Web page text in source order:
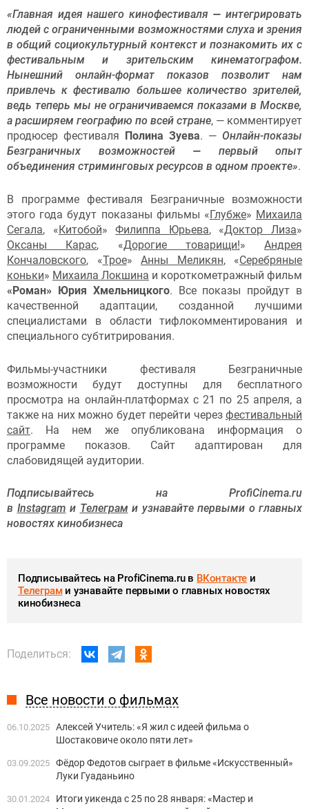
«Главная идея нашего кинофестиваля — интегрировать
людей с ограниченными возможностями слуха и зрения
в общий социокультурный контекст и познакомить их с
фестивальным и зрительским кинематографом.
Нынешний онлайн-формат показов позволит нам
привлечь к фестивалю большее количество зрителей,
ведь теперь мы не ограничиваемся показами в Москве,
а расширяем географию по всей стране, — комментирует
продюсер фестиваля
Полина Зуева. — Онлайн-показы
Безграничных возможностей — первый опыт
объединения стриминговых ресурсов в одном проекте».
В программе фестиваля Безграничные возможности
этого года будут показаны фильмы «Глубже» Михаила
Сегала, «Китобой»Филиппа Юрьева, «Доктор Лиза»
Оксаны Карас, «Дорогие товарищи!» Андрея
Кончаловского, «Трое» Анны Меликян, «Серебряные
коньки» Михаила Локшина и короткометражный фильм
«Роман» Юрия Хмельницкого. Все показы пройдут в
качественной адаптации, созданной лучшими
специалистами в области тифлокомментирования и
специального субтитрирования.
Фильмы-участники фестиваля Безграничные
возможности будут доступны для бесплатного
просмотра на онлайн-платформах с 21 по 25 апреля, а
также на них можно будет перейти через фестивальный
сайт. На нем же опубликована информация о
программе показов. Сайт адаптирован для
слабовидящей аудитории.
Подписывайтесь на ProfiCinema.ru
в Instagram и Телеграм и узнавайте первыми о главных
новостях кинобизнеса
Подписывайтесь на ProfiCinema.ru в ВКонтакте и
Телеграми узнавайте первыми о главных новостях
кинобизнеса
Поделиться:
Все новости о фильмах
06.10.2025 Алексей Учитель: «Я жил с идеей фильма о
Шостаковиче около пяти лет»
03.09.2025 Фёдор Федотов сыграет в фильме «Искусственный»
Луки Гуаданьино
30.01.2024
Итоги уикенда с 25 по 28 января: «Мастер и